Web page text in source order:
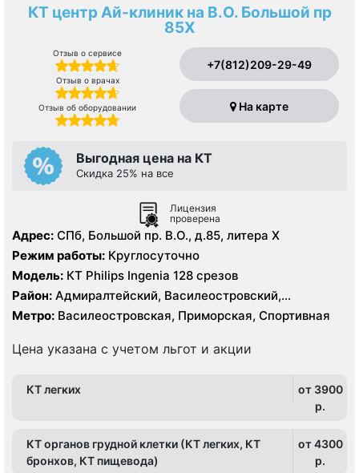
КТ центр Ай-клиник на В.О. Большой пр
85Х
Отзыв о сервисе
Отзыв о врачах
Отзыв об оборудовании
+7(812)209-29-49
На карте
Выгодная цена на КТ
Скидка 25% на все
Лицензия
проверена
Адрес: СПб, Большой пр. В.О., д.85, литера Х
Режим работы: Круглосуточно
Модель: КТ Philips Ingenia 128 срезов
Район: Адмиралтейский, Василеостровский,
Петроградский
Метро: Василеостровская, Приморская, Спортивная
Цена указана с учетом льгот и акции
КТ легких
от 3900
p.
КТ органов грудной клетки (КТ легких, КТ
бронхов, КТ пищевода)
от 4300
p.